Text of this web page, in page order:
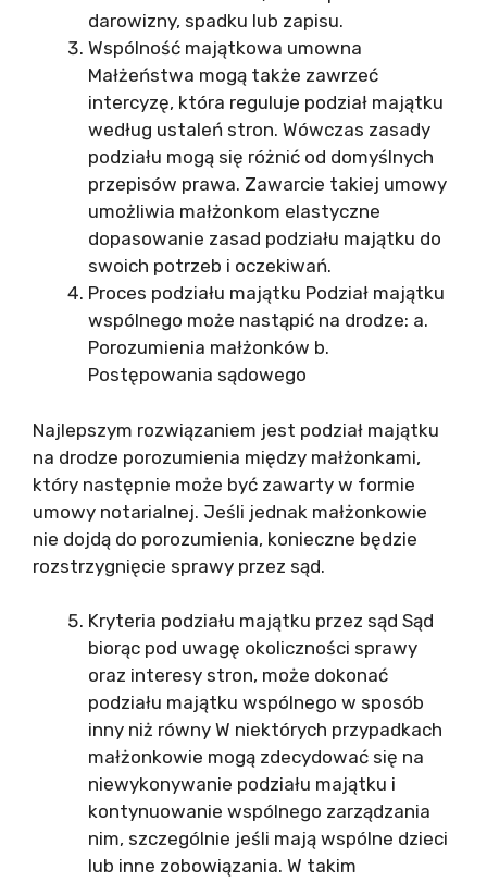
darowizny, spadku lub zapisu.
Wspólność majątkowa umowna
Małżeństwa mogą także zawrzeć
intercyzę, która reguluje podział majątku
według ustaleń stron. Wówczas zasady
podziału mogą się różnić od domyślnych
przepisów prawa. Zawarcie takiej umowy
umożliwia małżonkom elastyczne
dopasowanie zasad podziału majątku do
swoich potrzeb i oczekiwań.
Proces podziału majątku Podział majątku
wspólnego może nastąpić na drodze: a.
Porozumienia małżonków b.
Postępowania sądowego
Najlepszym rozwiązaniem jest podział majątku
na drodze porozumienia między małżonkami,
który następnie może być zawarty w formie
umowy notarialnej. Jeśli jednak małżonkowie
nie dojdą do porozumienia, konieczne będzie
rozstrzygnięcie sprawy przez sąd.
Kryteria podziału majątku przez sąd Sąd
biorąc pod uwagę okoliczności sprawy
oraz interesy stron, może dokonać
podziału majątku wspólnego w sposób
inny niż równy W niektórych przypadkach
małżonkowie mogą zdecydować się na
niewykonywanie podziału majątku i
kontynuowanie wspólnego zarządzania
nim, szczególnie jeśli mają wspólne dzieci
lub inne zobowiązania. W takim